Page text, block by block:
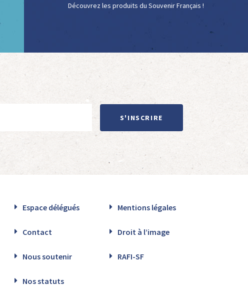
Découvrez les produits du Souvenir Français !
S'INSCRIRE
Espace délégués Mentions légales
Contact Droit à l’image
Nous soutenir RAFI-SF
Nos statuts